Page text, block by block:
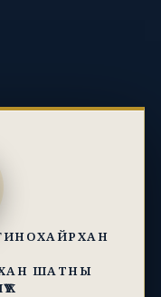
ШАТНЫ